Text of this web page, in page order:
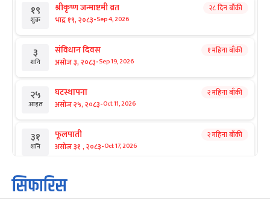
१९
शुक्र
श्रीकृष्ण जन्माष्टमी व्रत
भाद्र १९, २०८३-Sep 4, 2026
२८ दिन बाँकी
३
शनि
संविधान दिवस
असोज ३, २०८३-Sep 19, 2026
१ महिना बाँकी
२५
आइत
घटस्थापना
असोज २५, २०८३-Oct 11, 2026
२ महिना बाँकी
३१
शनि
फूलपाती
असोज ३१ , २०८३-Oct 17, 2026
२ महिना बाँकी
१
आइत
कार्तिक सङ्क्रान्ति
कार्तिक १, २०८३
सिफारिस